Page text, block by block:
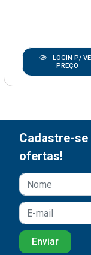
LOGIN P/
PREÇO
Cadastre-
ofertas!